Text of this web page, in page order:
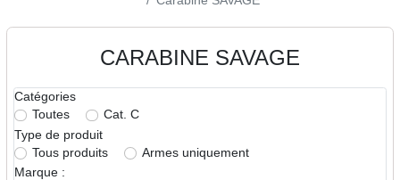
CARABINE SAVAGE
Catégories
Toutes
Cat. C
Type de produit
Tous produits
Armes uniquement
Marque :